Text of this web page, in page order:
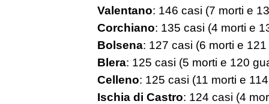
Valentano: 146 casi (7 morti e
Corchiano: 135 casi (4 morti e
Bolsena: 127 casi (6 morti e
Blera: 125 casi (5 morti e 120
Celleno: 125 casi (11 morti e
Ischia di Castro: 124 casi (4